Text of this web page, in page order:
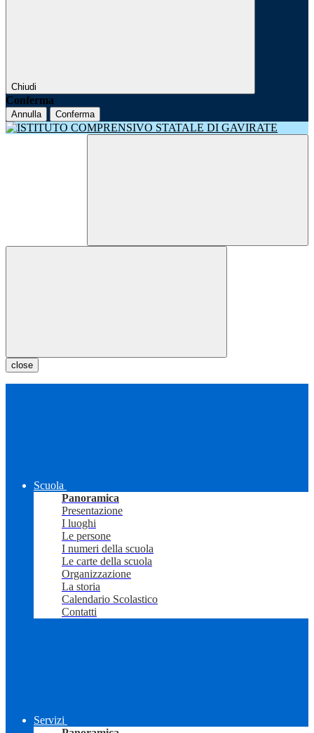
Chiudi
Conferma
Annulla Conferma
close
Scuola
Panoramica
Presentazione
I luoghi
Le persone
I numeri della scuola
Le carte della scuola
Organizzazione
La storia
Calendario Scolastico
Contatti
Servizi